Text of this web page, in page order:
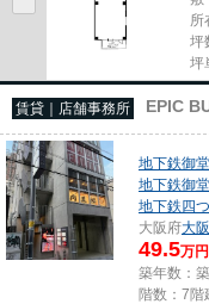
所
坪
坪
賃貸｜店舗事務所 EPIC
地下鉄御
地下鉄御
地下鉄四
大阪府大
49.5万円
築年数：
階数：7階